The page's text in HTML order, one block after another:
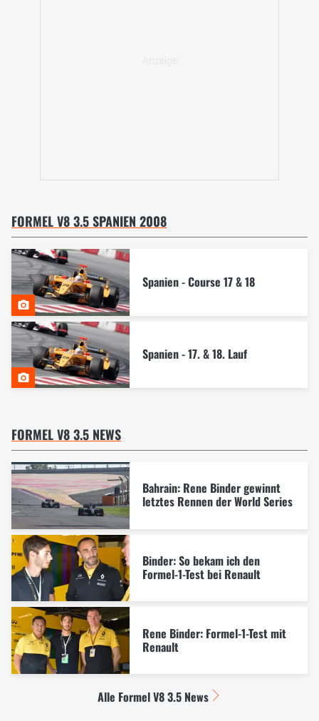
FORMEL V8 3.5 SPANIEN 2008
Spanien - Course 17 & 18
Spanien - 17. & 18. Lauf
FORMEL V8 3.5 NEWS
Bahrain: Rene Binder gewinnt
letztes Rennen der World Series
Binder: So bekam ich den
Formel-1-Test bei Renault
Rene Binder: Formel-1-Test mit
Renault
Alle Formel V8 3.5 News